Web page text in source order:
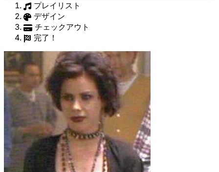
プレイリスト
デザイン
チェックアウト
完了！